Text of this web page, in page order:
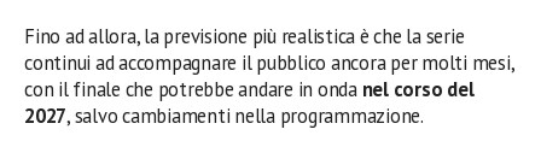
Fino ad allora, la previsione più realistica è che la serie
continui ad accompagnare il pubblico ancora per molti mesi,
con il finale che potrebbe andare in onda nel corso del
2027, salvo cambiamenti nella programmazione.